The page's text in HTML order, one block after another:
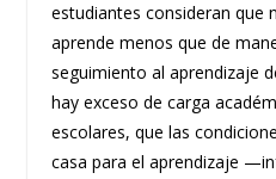
estudiantes consideran que
aprende menos que de
seguimiento al aprendizaje
hay exceso de carga
escolares, que las
casa para el aprendizaje